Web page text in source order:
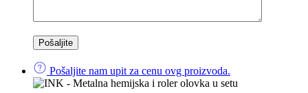
Pošaljite nam upit za cenu ovg proizvoda.